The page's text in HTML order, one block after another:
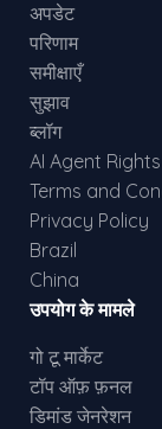
अपडेट
परिणाम
समीक्षाएँ
सुझाव
ब्लॉग
AI Agent Rights
Terms and
Privacy Policy
Brazil
China
उपयोग के मामले
गो टू मार्केट
टॉप ऑफ़ फ़नल
डिमांड जेनरेशन